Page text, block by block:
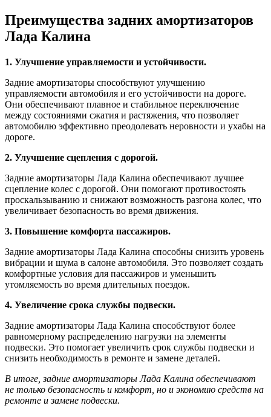
Преимущества задних амортизаторов
Лада Калина
1. Улучшение управляемости и устойчивости.
Задние амортизаторы способствуют улучшению
управляемости автомобиля и его устойчивости на дороге.
Они обеспечивают плавное и стабильное переключение
между состояниями сжатия и растяжения, что позволяет
автомобилю эффективно преодолевать неровности и ухабы на
дороге.
2. Улучшение сцепления с дорогой.
Задние амортизаторы Лада Калина обеспечивают лучшее
сцепление колес с дорогой. Они помогают противостоять
проскальзыванию и снижают возможность разгона колес, что
увеличивает безопасность во время движения.
3. Повышение комфорта пассажиров.
Задние амортизаторы Лада Калина способны снизить уровень
вибрации и шума в салоне автомобиля. Это позволяет создать
комфортные условия для пассажиров и уменьшить
утомляемость во время длительных поездок.
4. Увеличение срока службы подвески.
Задние амортизаторы Лада Калина способствуют более
равномерному распределению нагрузки на элементы
подвески. Это помогает увеличить срок службы подвески и
снизить необходимость в ремонте и замене деталей.
В итоге, задние амортизаторы Лада Калина обеспечивают
не только безопасность и комфорт, но и экономию средств на
ремонте и замене подвески.